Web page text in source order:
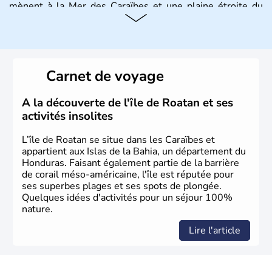
mènent à la Mer des Caraïbes et une plaine étroite du
Carnet de voyage
A la découverte de l'île de Roatan et ses
activités insolites
L’île de Roatan se situe dans les Caraïbes et
appartient aux Islas de la Bahia, un département du
Honduras. Faisant également partie de la barrière
de corail méso-américaine, l'île est réputée pour
ses superbes plages et ses spots de plongée.
Quelques idées d'activités pour un séjour 100%
nature.
Lire l'article